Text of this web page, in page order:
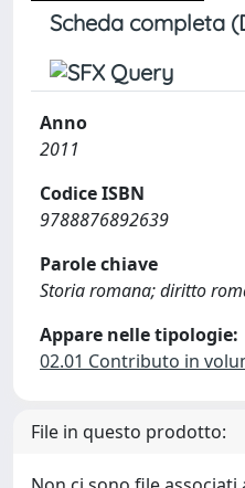
Scheda completa
Anno
2011
Codice ISBN
9788876892639
Parole chiave
Storia romana; diritto
Appare nelle tipologie:
02.01 Contributo in
File in questo prodotto: